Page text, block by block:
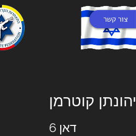
צור קשר
יהונתן קוטרמן
דאן 6